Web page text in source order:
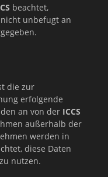
beachtet,
unbefugt an
die zur
erfolgende
an von der ICCS
außerhalb der
werden in
diese Daten
nutzen.